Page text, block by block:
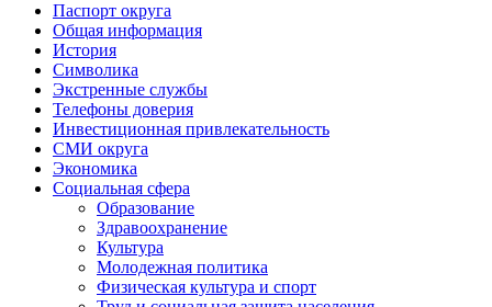
Паспорт округа
Общая информация
История
Символика
Экстренные службы
Телефоны доверия
Инвестиционная привлекательность
СМИ округа
Экономика
Социальная сфера
Образование
Здравоохранение
Культура
Молодежная политика
Физическая культура и спорт